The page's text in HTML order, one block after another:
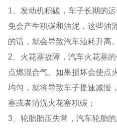
1、发动机积碳，车子长期的
免会产生积碳和油泥，这些油
的话，就会导致汽车油耗升高
2、火花塞故障，汽车火花塞
点燃混合气。如果损坏会使点
均匀，就将导致车子提速减慢
塞或者清洗火花塞积碳；
3、轮胎胎压失常，汽车轮胎